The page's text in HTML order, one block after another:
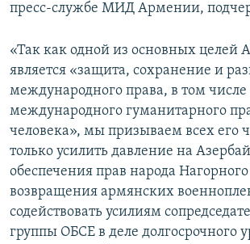
пресс-службе МИД Армении,
«Так как одной из основных целей
является «защита, сохранение и
международного права, в том числе
международного гуманитарного
человека», мы призываем всех его
только усилить давление на
обеспечения прав народа
возвращения армянских
содействовать усилиям
группы ОБСЕ в деле долгосрочного